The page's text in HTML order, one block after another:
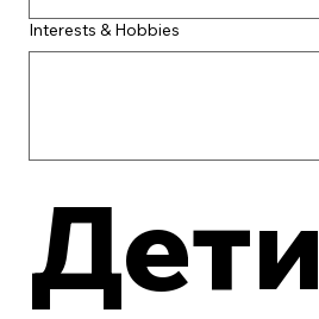
Interests & Hobbies
Дети